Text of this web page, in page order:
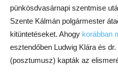
pünkösdvasárnapi szentmise
Szente Kálmán polgármester
kitüntetéseket. Ahogy korábban
esztendőben Ludwig Klára és
(posztumusz) kapták az